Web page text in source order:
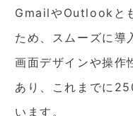
GmailやOutlookと
ため、スムーズに導
画面デザインや操作
あり、これまでに
います。